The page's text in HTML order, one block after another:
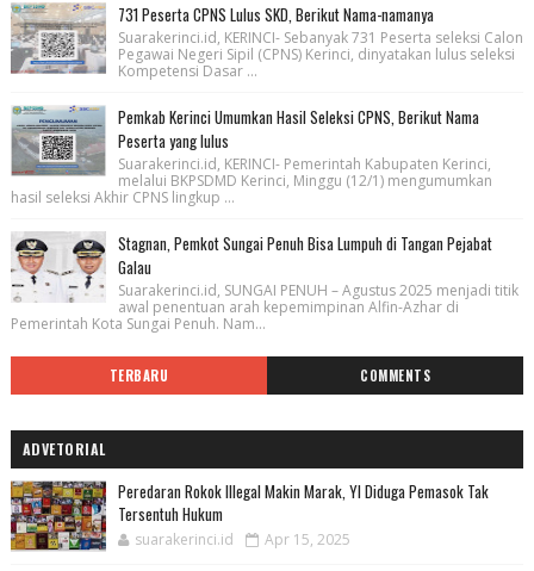
731 Peserta CPNS Lulus SKD, Berikut Nama-namanya
Suarakerinci.id, KERINCI- Sebanyak 731 Peserta seleksi Calon
Pegawai Negeri Sipil (CPNS) Kerinci, dinyatakan lulus seleksi
Kompetensi Dasar ...
Pemkab Kerinci Umumkan Hasil Seleksi CPNS, Berikut Nama
Peserta yang lulus
Suarakerinci.id, KERINCI- Pemerintah Kabupaten Kerinci,
melalui BKPSDMD Kerinci, Minggu (12/1) mengumumkan
hasil seleksi Akhir CPNS lingkup ...
Stagnan, Pemkot Sungai Penuh Bisa Lumpuh di Tangan Pejabat
Galau
Suarakerinci.id, SUNGAI PENUH – Agustus 2025 menjadi titik
awal penentuan arah kepemimpinan Alfin-Azhar di
Pemerintah Kota Sungai Penuh. Nam...
TERBARU COMMENTS
ADVETORIAL
Peredaran Rokok Illegal Makin Marak, YI Diduga Pemasok Tak
Tersentuh Hukum
suarakerinci.id Apr 15, 2025